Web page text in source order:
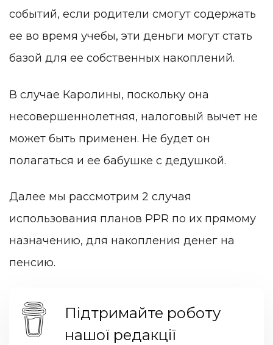
событий, если родители смогут содержать
ее во время учебы, эти деньги могут стать
базой для ее собственных накоплений.
В случае Каролины, поскольку она
несовершеннолетняя, налоговый вычет не
может быть применен. Не будет он
полагаться и ее бабушке с дедушкой.
Далее мы рассмотрим 2 случая
использования планов PPR по их прямому
назначению, для накопления денег на
пенсию.
Підтримайте роботу
нашої редакції